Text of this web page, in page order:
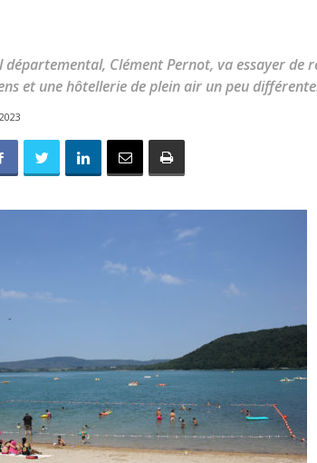
départemental, Clément Pernot, va essayer de
et une hôtellerie de plein air un peu